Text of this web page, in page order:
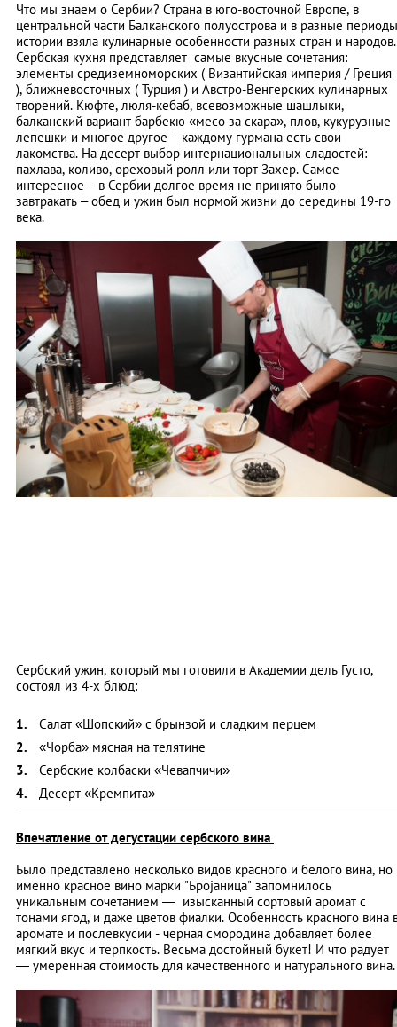
Что мы знаем о Сербии? Страна в юго-восточной Европе, в
центральной части Балканского полуострова и в разные периоды
истории взяла кулинарные особенности разных стран и народов.
Сербская кухня представляет самые вкусные сочетания:
элементы средиземноморских ( Византийская империя / Греция
), ближневосточных ( Турция ) и Австро-Венгерских кулинарных
творений. Кюфте, люля-кебаб, всевозможные шашлыки,
балканский вариант барбекю «месо за скара», плов, кукурузные
лепешки и многое другое – каждому гурмана есть свои
лакомства. На десерт выбор интернациональных сладостей:
пахлава, коливо, ореховый ролл или торт Захер. Самое
интересное – в Сербии долгое время не принято было
завтракать – обед и ужин был нормой жизни до середины 19-го
века.
Сербский ужин, который мы готовили в Академии дель Густо,
состоял из 4-х блюд:
Салат «Шопский» с брынзой и сладким перцем
«Чорба» мясная на телятине
Сербские колбаски «Чевапчичи»
Десерт «Кремпита»
Впечатление от дегустации сербского вина
Было представлено несколько видов красного и белого вина, но
именно красное вино марки "Броjаница" запомнилось
уникальным сочетанием — изысканный сортовый аромат с
тонами ягод, и даже цветов фиалки. Особенность красного вина
аромате и послевкусии - черная смородина добавляет более
мягкий вкус и терпкость. Весьма достойный букет! И что радует
— умеренная стоимость для качественного и натурального